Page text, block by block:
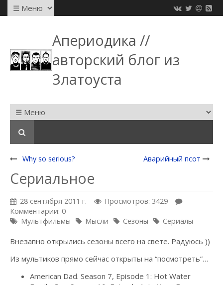
Апериодика //
авторский блог из
Златоуста
Why so serious? Аварийный псот
Сериальное
28 сентября 2011 г.
Просмотров: 3429
Комментарии: 0
Мультфильмы
Мысли Сезоны Сериалы
Внезапно открылись сезоны всего на свете. Радуюсь ))
Из мультиков прямо сейчас открыты на “посмотреть”…
American Dad. Season 7, Episode 1: Hot Water